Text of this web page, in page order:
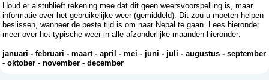
Houd er alstublieft rekening mee dat dit geen weersvoorspelling is, maar
informatie over het gebruikelijke weer (gemiddeld). Dit zou u moeten helpen
beslissen, wanneer de beste tijd is om naar Nepal te gaan. Lees hieronder
meer over het typische weer in alle afzonderlijke maanden hieronder:
januari -februari -maart-april -mei - juni - juli -augustus -september
-oktober -november -december